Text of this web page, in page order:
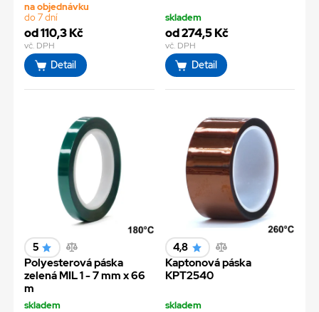
na objednávku
do 7 dní
od 110,3 Kč
vč. DPH
Detail
skladem
od 274,5 Kč
vč. DPH
Detail
5
Polyesterová páska
zelená MIL 1 - 7 mm x 66
m
skladem
4,8
Kaptonová páska
KPT2540
skladem